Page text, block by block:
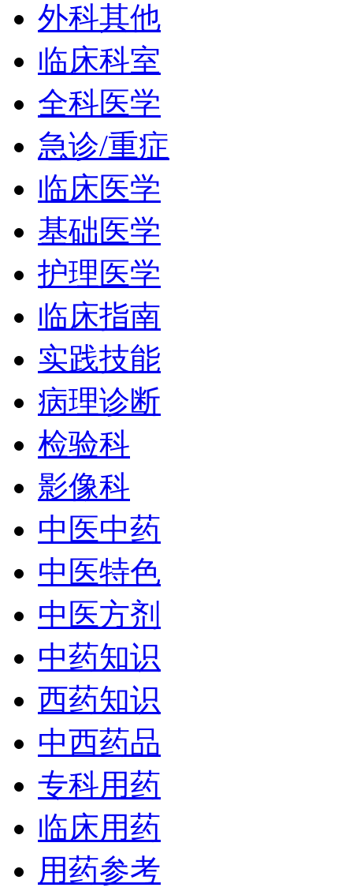
外科其他
临床科室
全科医学
急诊/重症
临床医学
基础医学
护理医学
临床指南
实践技能
病理诊断
检验科
影像科
中医中药
中医特色
中医方剂
中药知识
西药知识
中西药品
专科用药
临床用药
用药参考